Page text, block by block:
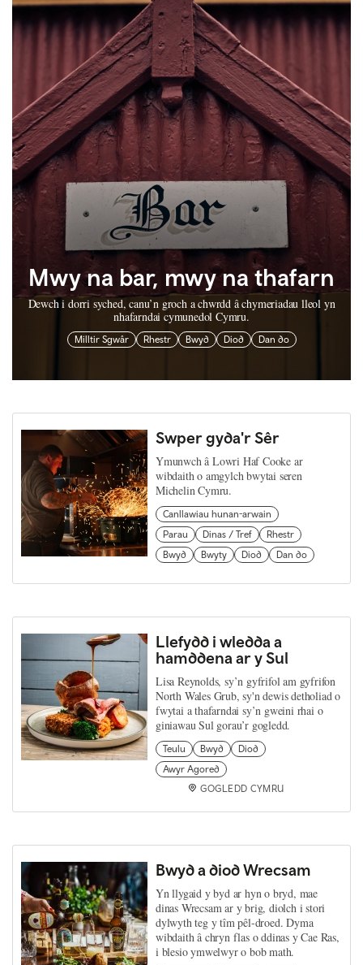
Mwy na bar, mwy na thafarn
Dewch i dorri syched, canu’n groch a chwrdd â chymeriadau lleol yn
nhafarndai cymunedol Cymru.
Milltir Sgwâr Rhestr Bwyd Diod Dan do
Swper gyda'r Sêr
Ymunwch â Lowri Haf Cooke ar
wibdaith o amgylch bwytai seren
Michelin Cymru.
Canllawiau hunan-arwain
Parau
Dinas / Tref
Rhestr
Bwyd
Bwyty Diod Dan do
Llefydd i wledda a
hamddena ar y Sul
Lisa Reynolds, sy’n gyfrifol am gyfrifon
North Wales Grub, sy'n dewis detholiad o
fwytai a thafarndai sy’n gweini rhai o
giniawau Sul gorau’r gogledd.
Teulu Bwyd
Diod
Awyr Agored
GOGLEDD CYMRU
Bwyd a diod Wrecsam
Yn llygaid y byd ar hyn o bryd, mae
dinas Wrecsam ar y brig, diolch i stori
dylwyth teg y tîm pêl-droed. Dyma
wibdaith â chryn flas o ddinas y Cae Ras,
i blesio ymwelwyr o bob math.